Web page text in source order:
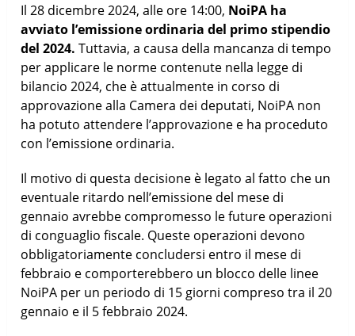
Il 28 dicembre 2024, alle ore 14:00, NoiPA ha
avviato l’emissione ordinaria del primo stipendio
del 2024. Tuttavia, a causa della mancanza di tempo
per applicare le norme contenute nella legge di
bilancio 2024, che è attualmente in corso di
approvazione alla Camera dei deputati, NoiPA non
ha potuto attendere l’approvazione e ha proceduto
con l’emissione ordinaria.
Il motivo di questa decisione è legato al fatto che un
eventuale ritardo nell’emissione del mese di
gennaio avrebbe compromesso le future operazioni
di conguaglio fiscale. Queste operazioni devono
obbligatoriamente concludersi entro il mese di
febbraio e comporterebbero un blocco delle linee
NoiPA per un periodo di 15 giorni compreso tra il 20
gennaio e il 5 febbraio 2024.